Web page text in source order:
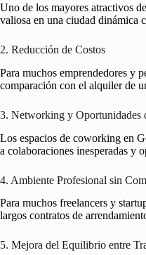
Uno de los mayores atractivos
valiosa en una ciudad dinámica
2. Reducción de Costos
Para muchos emprendedores y
comparación con el alquiler de
3. Networking y Oportunidades
Los espacios de coworking en
a colaboraciones inesperadas y
4. Ambiente Profesional sin
Para muchos freelancers y
largos contratos de
5. Mejora del Equilibrio entre